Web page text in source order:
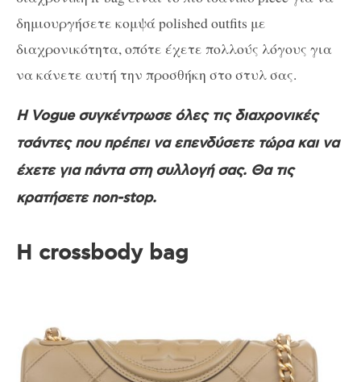
δημιουργήσετε κομψά polished outfits με
διαχρονικότητα, οπότε έχετε πολλούς λόγους για
να κάνετε αυτή την προσθήκη στο στυλ σας.
H Vogue συγκέντρωσε όλες τις διαχρονικές
τσάντες που πρέπει να επενδύσετε τώρα και να
έχετε για πάντα στη συλλογή σας. Θα τις
κρατήσετε non-stop.
Η crossbody bag